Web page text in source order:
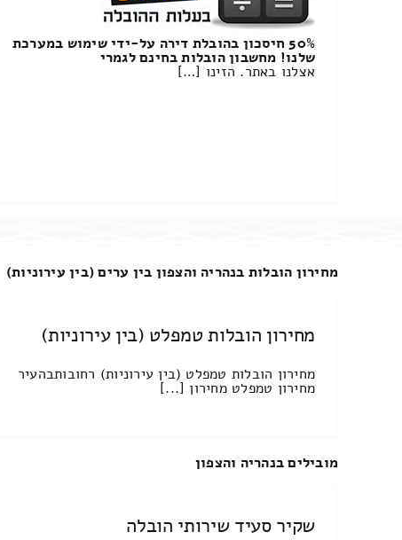
50% חיסכון בהובלת דירה על-ידי שימוש במערכת
שלנו! מחשבון הובלות בחינם לגמרי
אצלנו באתר. הזינו […]
מחירון הובלות בנהריה והצפון בין ערים (בין עירוניות)
מחירון הובלות טמפלט (בין עירוניות)
מחירון הובלות טמפלט (בין עירוניות) רחובותבהעיר
מחירון טמפלט מחירון [...]
מובילים בנהריה והצפון
שקיר סעיד שירותי הובלה